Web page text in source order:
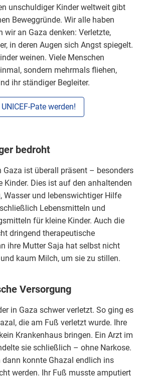
unschuldiger Kinder weltweit gibt
Beweggründe. Wir alle haben
wir an Gaza denken: Verletzte,
in deren Augen sich Angst spiegelt.
weinen. Viele Menschen
sondern mehrmals fliehen,
ihr ständiger Begleiter.
Pate werden!
bedroht
Gaza ist überall präsent – besonders
Kinder. Dies ist auf den anhaltenden
Wasser und lebenswichtiger Hilfe
Lebensmitteln und
für kleine Kinder. Auch die
dringend therapeutische
ihre Mutter Saja hat selbst nicht
kaum Milch, um sie zu stillen.
Versorgung
in Gaza schwer verletzt. So ging es
die am Fuß verletzt wurde. Ihre
Krankenhaus bringen. Ein Arzt im
sie schließlich – ohne Narkose.
dann konnte Ghazal endlich ins
werden. Ihr Fuß musste amputiert